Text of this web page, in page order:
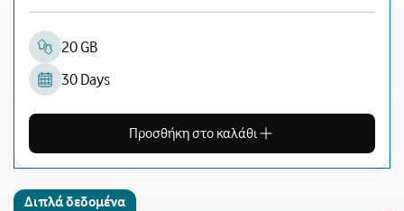
20 GB
30 Days
Προσθήκη στο καλάθι
Διπλά δεδομένα